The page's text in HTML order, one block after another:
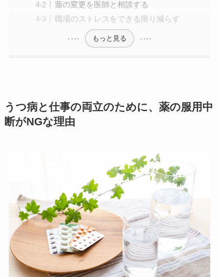
薬の変更を医師と相談する
職場のストレスをできる限り減らす
もっと見る
うつ病と仕事の両立のために、薬の服用中
断がNGな理由